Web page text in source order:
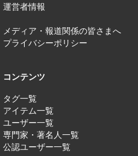
運営者情報
メディア・報道関係の皆さまへ
プライバシーポリシー
コンテンツ
タグ一覧
アイテム一覧
ユーザー一覧
専門家・著名人一覧
公認ユーザー一覧